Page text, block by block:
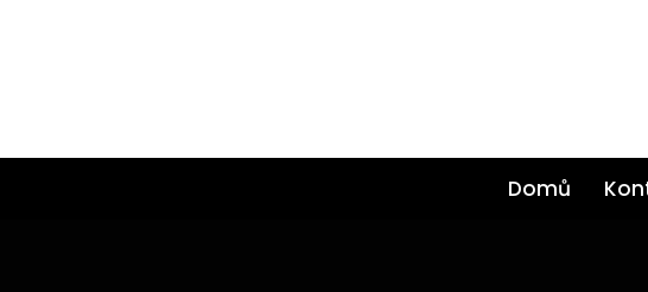
Domů